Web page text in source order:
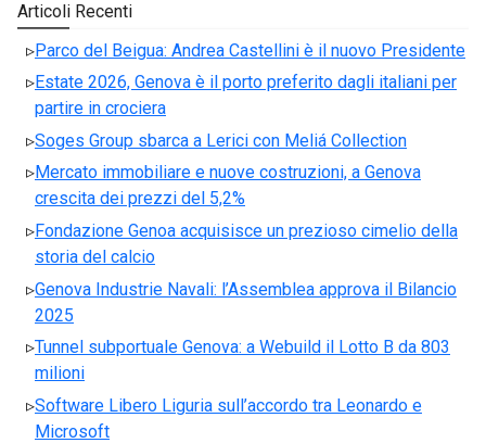
Articoli Recenti
Parco del Beigua: Andrea Castellini è il nuovo Presidente
Estate 2026, Genova è il porto preferito dagli italiani per
partire in crociera
Soges Group sbarca a Lerici con Meliá Collection
Mercato immobiliare e nuove costruzioni, a Genova
crescita dei prezzi del 5,2%
Fondazione Genoa acquisisce un prezioso cimelio della
storia del calcio
Genova Industrie Navali: l’Assemblea approva il Bilancio
2025
Tunnel subportuale Genova: a Webuild il Lotto B da 803
milioni
Software Libero Liguria sull’accordo tra Leonardo e
Microsoft